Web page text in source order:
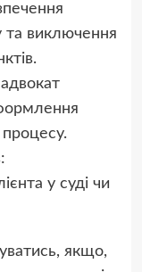
та виключення
у суді чи
якщо,